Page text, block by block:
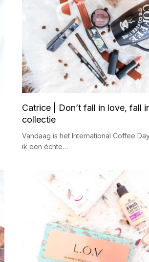
Catrice | Don’t fall in love, fall
collectie
Vandaag is het International Coffee
ik een échte…